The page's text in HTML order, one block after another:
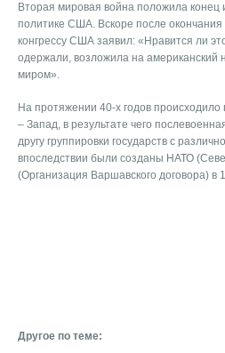
Вторая мировая война положила
политике США. Вскоре после
конгрессу США заявил: «Нравится ли
одержали, возложила на американский
миром».
На протяжении 40-х годов
– Запад, в результате чего
другу группировки государств с
впоследствии были созданы НАТО
(Организация Варшавского договора)
Другое по теме: